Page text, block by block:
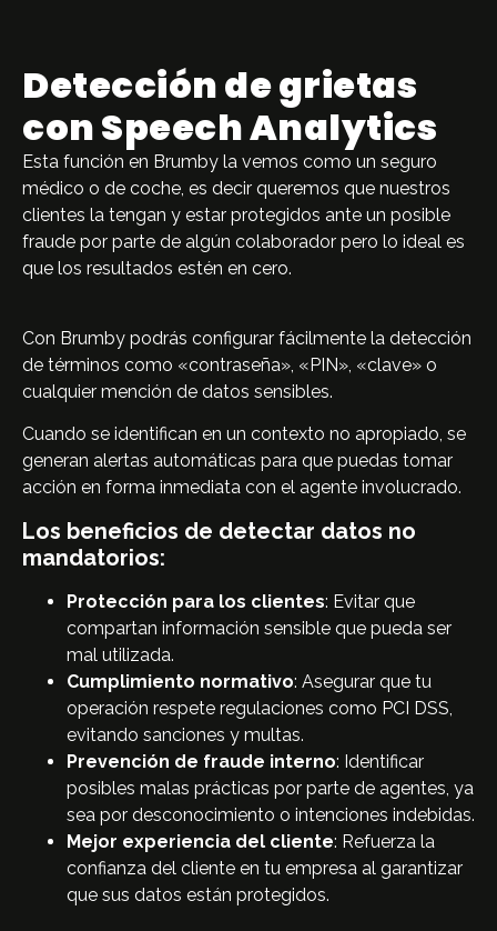
Detección de grietas
con Speech Analytics
Esta función en Brumby la vemos como un seguro
médico o de coche, es decir queremos que nuestros
clientes la tengan y estar protegidos ante un posible
fraude por parte de algún colaborador pero lo ideal es
que los resultados estén en cero.
Con Brumby podrás configurar fácilmente la detección
de términos como «contraseña», «PIN», «clave» o
cualquier mención de datos sensibles.
Cuando se identifican en un contexto no apropiado, se
generan alertas automáticas para que puedas tomar
acción en forma inmediata con el agente involucrado.
Los beneficios de detectar datos no
mandatorios:
Protección para los clientes: Evitar que
compartan información sensible que pueda ser
mal utilizada.
Cumplimiento normativo: Asegurar que tu
operación respete regulaciones como PCI DSS,
evitando sanciones y multas.
Prevención de fraude interno: Identificar
posibles malas prácticas por parte de agentes, ya
sea por desconocimiento o intenciones indebidas.
Mejor experiencia del cliente: Refuerza la
confianza del cliente en tu empresa al garantizar
que sus datos están protegidos.